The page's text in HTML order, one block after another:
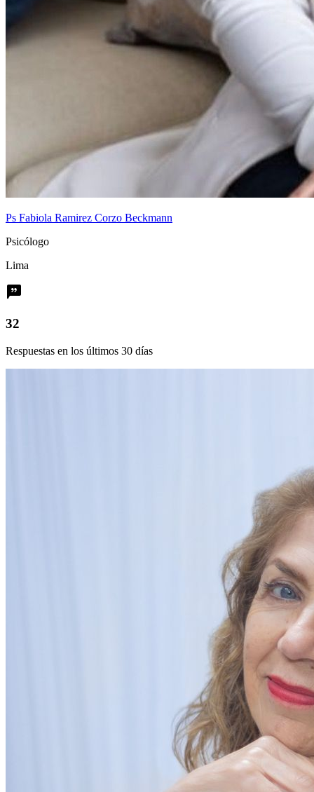
Ps Fabiola Ramirez Corzo Beckmann
Psicólogo
Lima
32
Respuestas en los últimos 30 días